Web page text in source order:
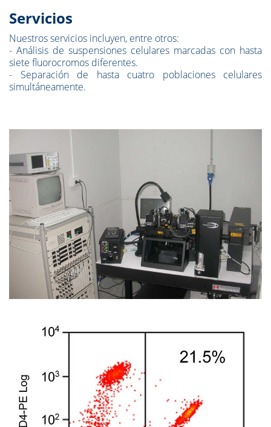
Servicios
Nuestros servicios incluyen, entre otros:
- Análisis de suspensiones celulares marcadas con hasta
siete fluorocromos diferentes.
- Separación de hasta cuatro poblaciones celulares
simultáneamente.